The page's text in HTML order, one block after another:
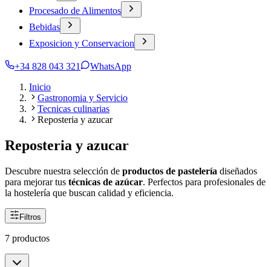
Procesado de Alimentos
Bebidas
Exposicion y Conservacion
+34 828 043 321
WhatsApp
Inicio
Gastronomia y Servicio
Tecnicas culinarias
Reposteria y azucar
Reposteria y azucar
Descubre nuestra selección de productos de pastelería diseñados
para mejorar tus técnicas de azúcar. Perfectos para profesionales de
la hostelería que buscan calidad y eficiencia.
Filtros
7 productos